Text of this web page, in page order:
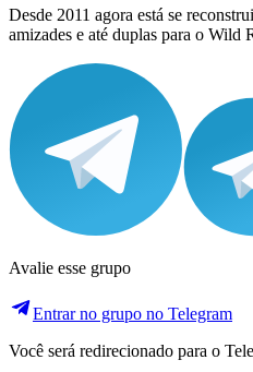
Desde 2011 agora está se
amizades e até duplas para o Wild
Avalie esse grupo
Entrar no grupo no Telegram
Você será redirecionado para o